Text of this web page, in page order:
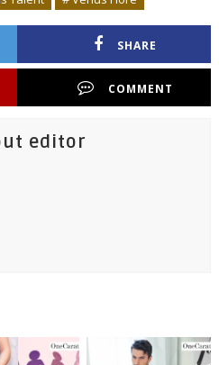
SHARE
COMMENT
editor